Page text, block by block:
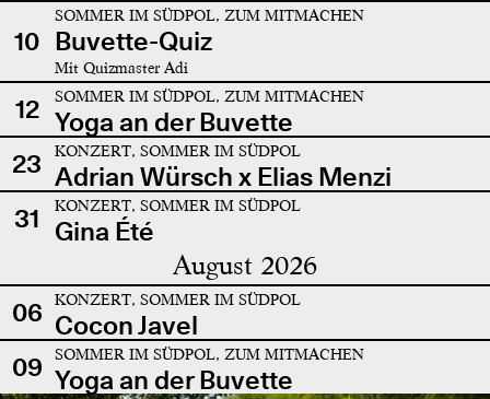
10
SOMMER IM SÜDPOL, ZUM MITMACHEN
Buvette-Quiz
Mit Quizmaster Adi
12 SOMMER IM SÜDPOL, ZUM MITMACHEN
Yoga an der Buvette
23
KONZERT, SOMMER IM SÜDPOL
Adrian Würsch x Elias Menzi
31
KONZERT, SOMMER IM SÜDPOL
Gina Été
August 2026
06 KONZERT, SOMMER IM SÜDPOL
Cocon Javel
09
SOMMER IM SÜDPOL, ZUM MITMACHEN
Yoga an der Buvette